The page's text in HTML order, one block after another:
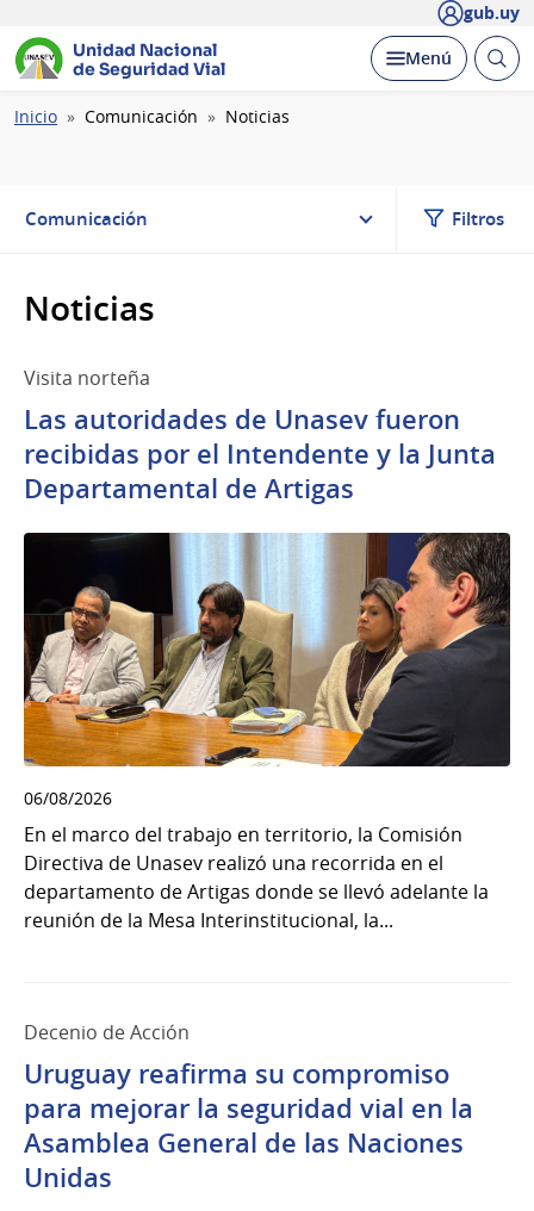
gub.uy
Unidad Nacional
de Seguridad Vial
Desplegar
Menú Abrir
Ruta
Inicio Comunicación Noticias
Comunicación Filtros
Noticias
Visita norteña
Las autoridades de Unasev fueron
recibidas por el Intendente y la Junta
Departamental de Artigas
06/08/2026
En el marco del trabajo en territorio, la Comisión
Directiva de Unasev realizó una recorrida en el
departamento de Artigas donde se llevó adelante la
reunión de la Mesa Interinstitucional, la...
Decenio de Acción
Uruguay reafirma su compromiso
para mejorar la seguridad vial en la
Asamblea General de las Naciones
Unidas